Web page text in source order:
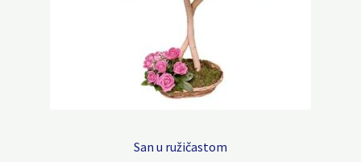
San u ružičastom